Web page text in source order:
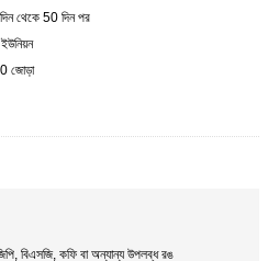
থেকে 50 দিন পর
ইউনিয়ন
জোড়া
বিএসজি, কফি বা অন্যান্য উপলব্ধ রঙ